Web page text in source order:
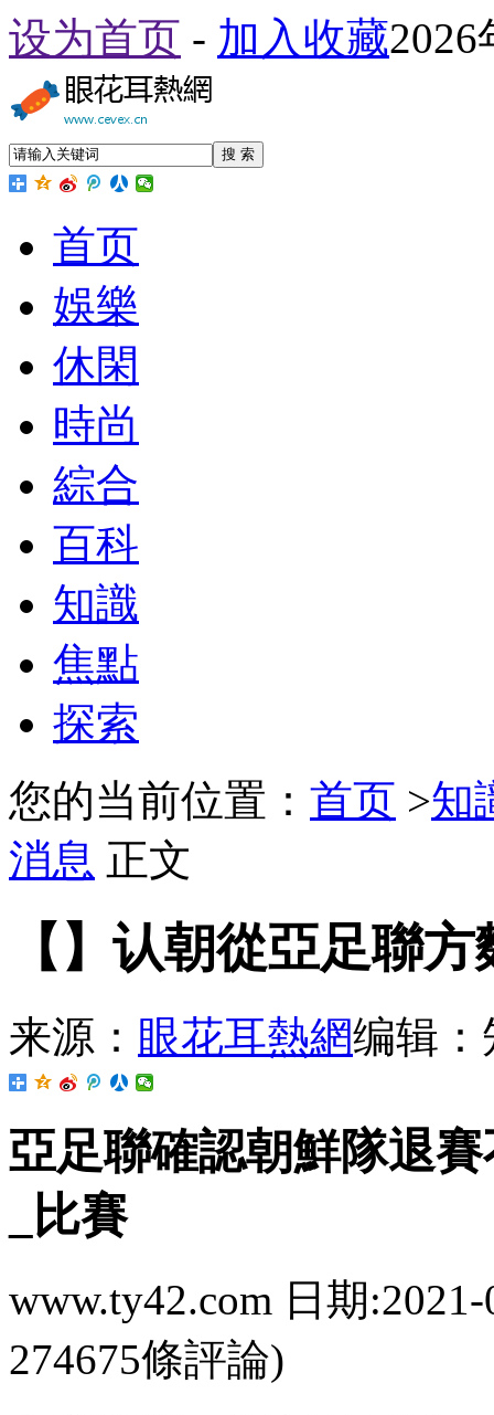
设为首页 - 加入收藏
搜 索
首页
娛樂
休閑
時尚
綜合
百科
知識
焦點
探索
您的当前位置： 首页 >知
消息 正文
【】认朝從亞足聯
来源： 眼花耳熱網编辑：
亞足聯確認朝鮮隊退
_比賽
www.ty42.com 日期
274675條評論)